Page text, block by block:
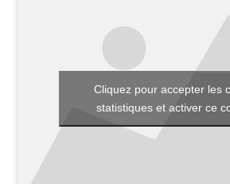
Les rendez-vous de
Concours de
Concours scolaires
Conférences, tables
Cliquez pour accepter les
statistiques et activer ce